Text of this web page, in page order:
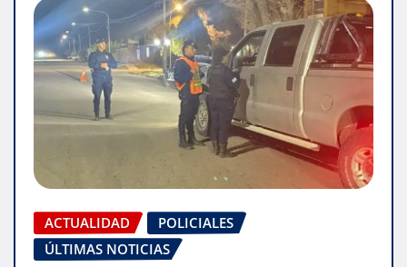
ACTUALIDAD
POLICIALES
ÚLTIMAS NOTICIAS